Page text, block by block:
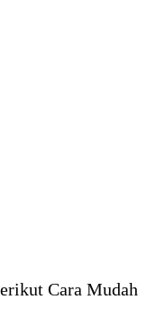
Cara Mudah